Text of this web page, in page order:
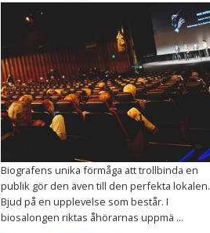
Biografens unika förmåga att trollbinda en
publik gör den även till den perfekta lokalen.
Bjud på en upplevelse som består. I
biosalongen riktas åhörarnas uppmä ...